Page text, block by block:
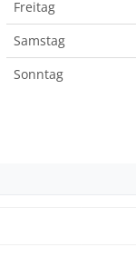
Freitag
Samstag
Sonntag